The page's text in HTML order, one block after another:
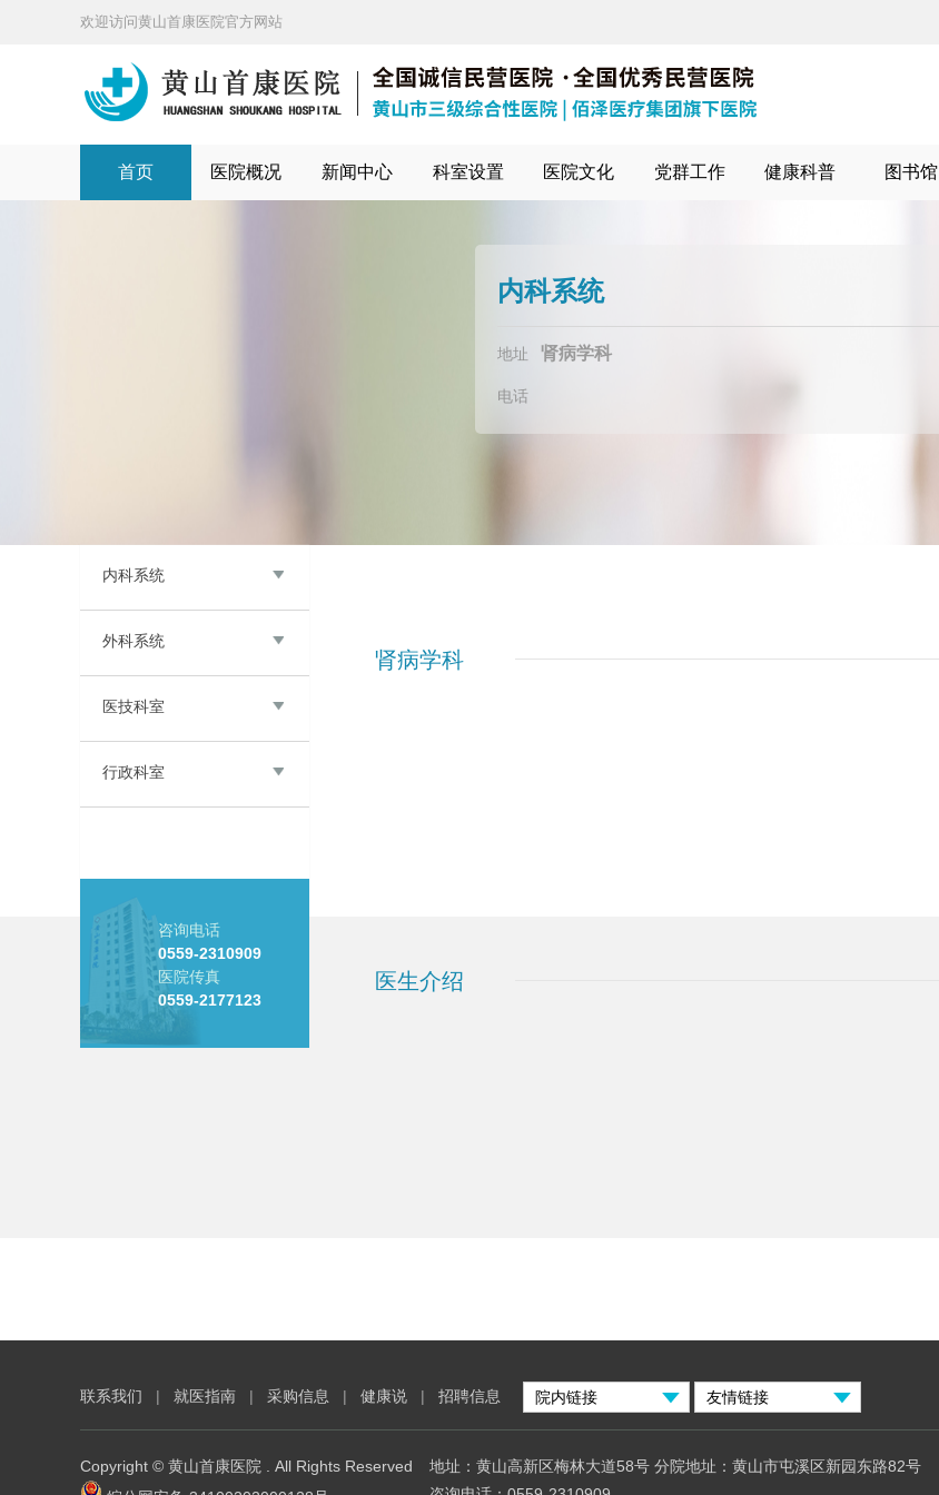
欢迎访问黄山首康医院官方网站
首页 医院概况 新闻中心 科室设置 医院文化 党群工作 健康科普 图书馆
内科系统
地址 肾病学科
电话
内科系统
外科系统
医技科室
行政科室
咨询电话
0559-2310909
医院传真
0559-2177123
肾病学科
医生介绍
联系我们 | 就医指南 | 采购信息 | 健康说 | 招聘信息
Copyright © 黄山首康医院 . All Rights Reserved
地址：黄山高新区梅林大道58号 分院地址：黄山市屯溪区新园东路82号